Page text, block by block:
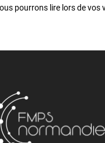
pourrons lire lors de vos